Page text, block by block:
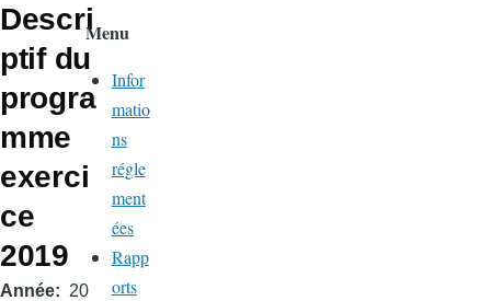
d'Ariane
Descri
ptif du
progra
mme
exerci
ce
2019
Année
20
Menu
Infor
matio
ns
régle
ment
ées
Rapp
orts